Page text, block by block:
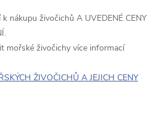
nákupu živočichů A UVEDENÉ CENY
mořské živočichy více informací
ŽIVOČICHŮ A JEJICH CENY